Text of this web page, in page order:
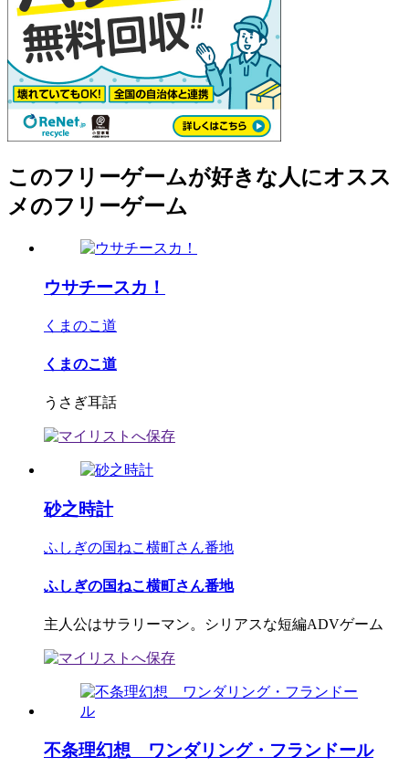
このフリーゲームが好きな人にオスス
メのフリーゲーム
ウサチースカ！
くまのこ道
くまのこ道
うさぎ耳話
砂之時計
ふしぎの国ねこ横町さん番地
ふしぎの国ねこ横町さん番地
主人公はサラリーマン。シリアスな短編ADVゲーム
不条理幻想 ワンダリング・フランドール